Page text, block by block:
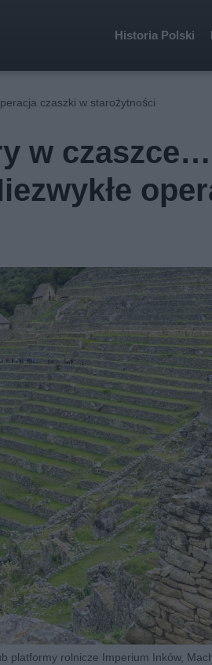
Historia Polski
czaszki w starożytności
w
platformy rolnicze Imperium Inków,